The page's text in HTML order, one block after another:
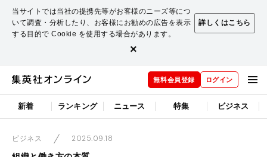
当サイトでは当社の提携先等がお客様のニーズ等につ
いて調査・分析したり、お客様にお勧めの広告を表示
する目的で Cookie を使用する場合があります。
詳しくはこちら
×
無料会員登録 ログイン
新着 ランキング ニュース 特集 ビジネス
ビジネス
2025.09.18